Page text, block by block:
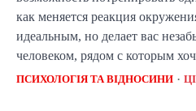
как меняется реакция
идеальным, но делает вас
человеком, рядом с которым
ПСИХОЛОГІЯ ТА ВІДНОСИНИ